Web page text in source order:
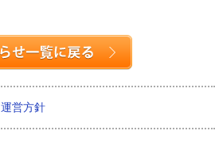
運営方針